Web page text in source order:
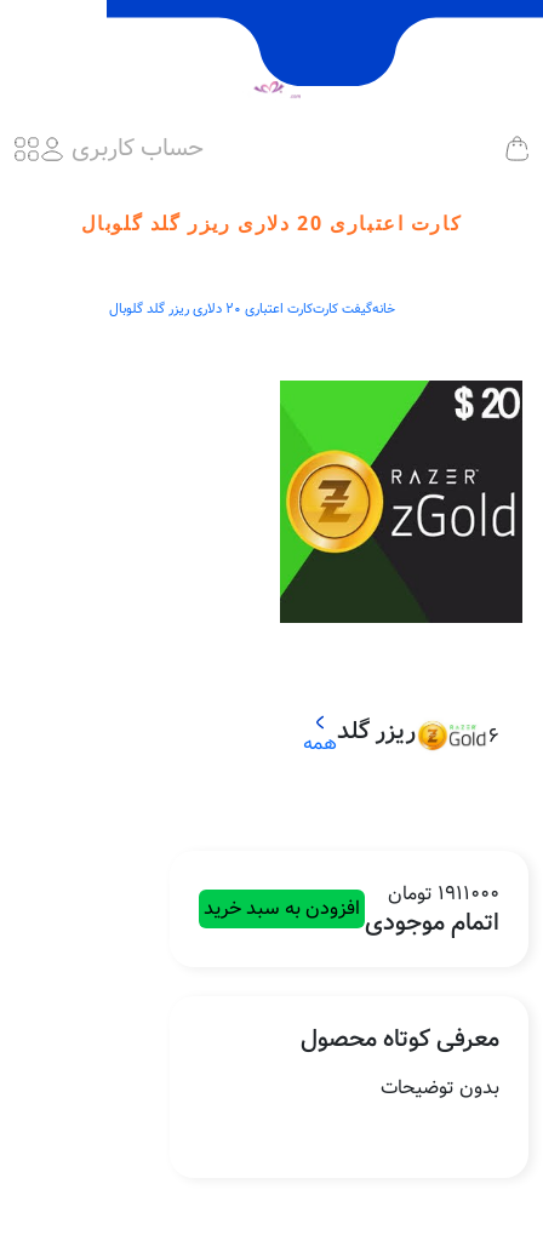
حساب کاربری
کارت اعتباری 20 دلاری ریزر گلد گلوبال
خانهگیفت کارتکارت اعتباری 20 دلاری ریزر گلد گلوبال
6 ریزر گلدهمه
1911000 تومان
اتمام موجودی افزودن به سبد خرید
معرفی کوتاه محصول
بدون توضیحات